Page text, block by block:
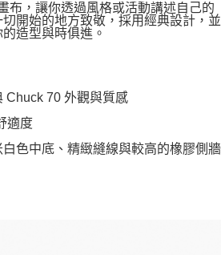
布，讓你透過風格或活動講述自己的
開始的地方致敬，採用經典設計，並
造型與時俱進。
Chuck 70 外觀與質感
適度
色中底、精緻縫線與較高的橡膠側牆